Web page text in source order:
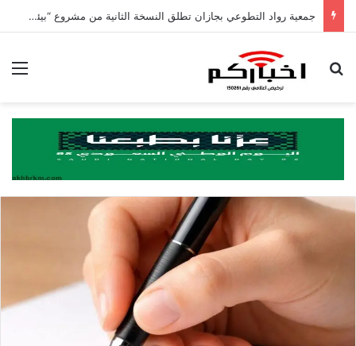
جمعية رواد التطوعي بجازان تطلق النسخة الثانية من مشروع “بيئات التطوع” بدعم من مؤسسة بن محفوظ الأهلية
بحث عن